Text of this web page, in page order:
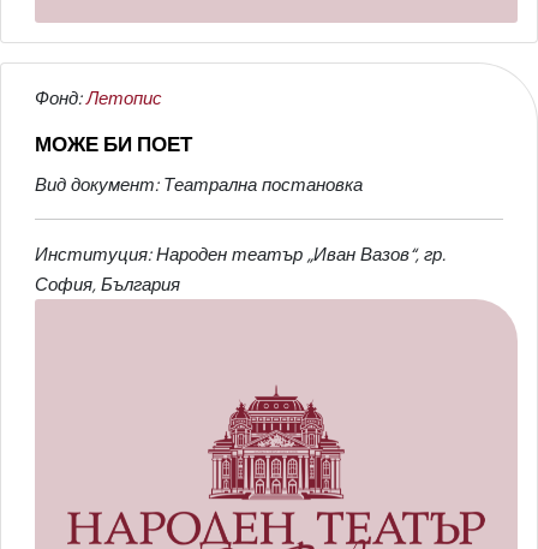
Фонд:Летопис
МОЖЕ БИ ПОЕТ
Вид документ: Театрална постановка
Институция: Народен театър „Иван Вазов“, гр.
София, България